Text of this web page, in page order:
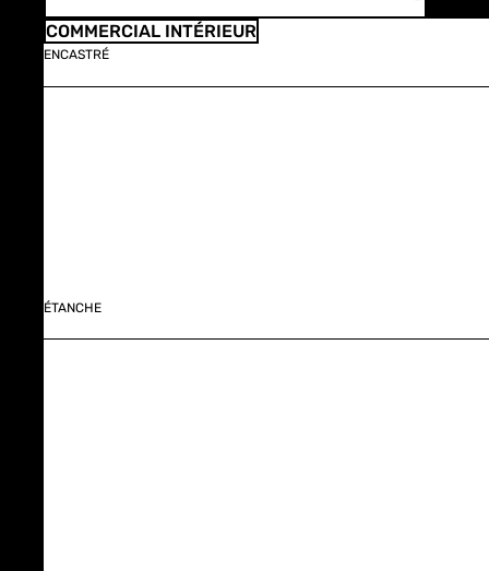
COMMERCIAL INTÉRIEUR
ENCASTRÉ
ÉTANCHE